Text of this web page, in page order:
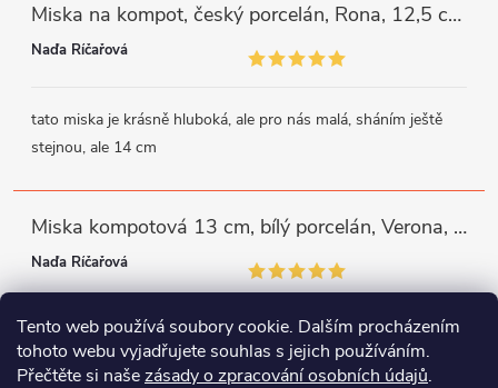
Tento web používá soubory cookie. Dalším procházením
tohoto webu vyjadřujete souhlas s jejich používáním.
Přečtěte si našezásady o zpracování osobních údajů.
Miska na kompot, český porcelán, Rona, 12,5 cm, bílý, G. Benedikt
Naďa Říčařová
tato miska je krásně hluboká, ale pro nás malá, sháním ještě
stejnou, ale 14 cm
Miska kompotová 13 cm, bílý porcelán, Verona, G. Benedikt
Naďa Říčařová
miska je trochu mělká, ale využiji